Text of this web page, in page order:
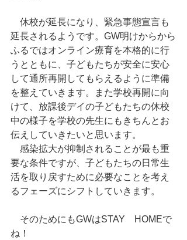
休校が延長になり、緊急事態宣言も
延長されるようです。GW明けからから
ふるではオンライン療育を本格的に行
うとともに、子どもたちが安全に安心
して通所再開してもらえるように準備
を整えていきます。また学校再開に向
けて、放課後デイの子どもたちの休校
中の様子を学校の先生にもきちんとお
伝えしていきたいと思います。
感染拡大が抑制されることが最も重
要な条件ですが、子どもたちの日常生
活を取り戻すために必要なことを考え
るフェーズにシフトしていきます。
そのためにもGWはSTAY　HOMEで
ね！